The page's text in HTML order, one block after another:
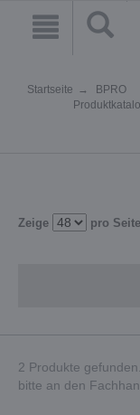
Startseite
BPRO
Zeige pro Seite
2 Produkte
bitte an den